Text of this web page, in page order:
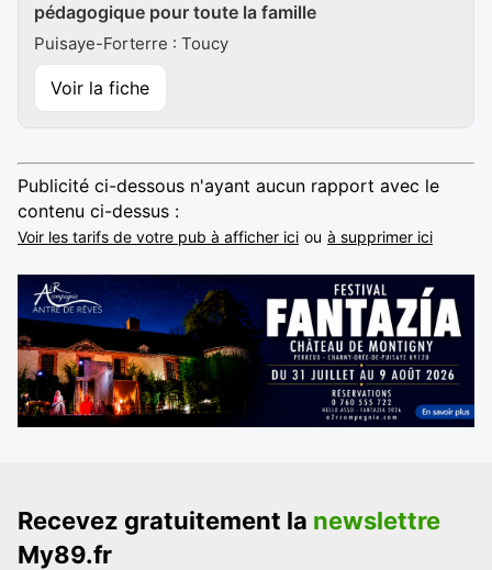
pédagogique pour toute la famille
Puisaye-Forterre : Toucy
Voir la fiche
Publicité ci-dessous n'ayant aucun rapport avec le
contenu ci-dessus :
Voir les tarifs de votre pub à afficher ici ou à supprimer ici
Recevez gratuitement la newslettre
My89.fr